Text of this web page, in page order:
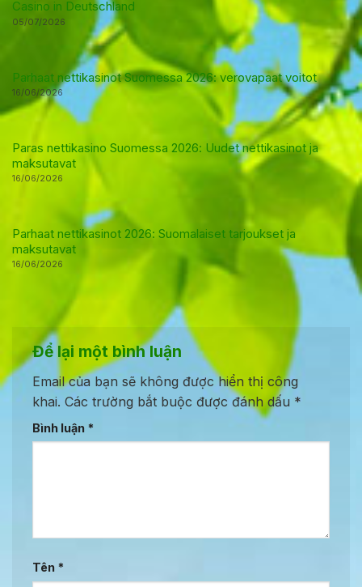
Casino in Deutschland
05/07/2026
Parhaat nettikasinot Suomessa 2026: verovapaat voitot
16/06/2026
Paras nettikasino Suomessa 2026: Uudet nettikasinot ja
maksutavat
16/06/2026
Parhaat nettikasinot 2026: Suomalaiset tarjoukset ja
maksutavat
16/06/2026
Để lại một bình luận
Email của bạn sẽ không được hiển thị công
khai. Các trường bắt buộc được đánh dấu *
Bình luận *
Tên *